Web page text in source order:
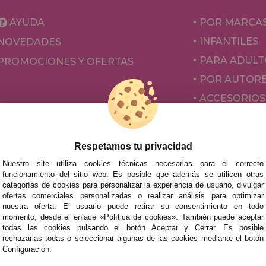
AYUDA
Y OFERTAS
POR
INFANTILES
PARA
POR
ACCESORIOS
JUEGOS DE
tus puzzles a cualquier ciudad del territorio español:
Castellón, Ceuta, Ciudad Real, Córdoba, Cuenca,
Melilla, Murcia, Navarra, Orense, Palencia, Pontevedra,
Respetamos tu privacidad
Nuestro site utiliza cookies técnicas necesarias para el correcto
funcionamiento del sitio web. Es posible que además se utilicen otras
categorías de cookies para personalizar la experiencia de usuario, divulgar
ofertas comerciales personalizadas o realizar análisis para optimizar
nuestra oferta. El usuario puede retirar su consentimiento en todo
momento, desde el enlace «Política de cookies». También puede aceptar
todas las cookies pulsando el botón Aceptar y Cerrar. Es posible
rechazarlas todas o seleccionar algunas de las cookies mediante el botón
Configuración.